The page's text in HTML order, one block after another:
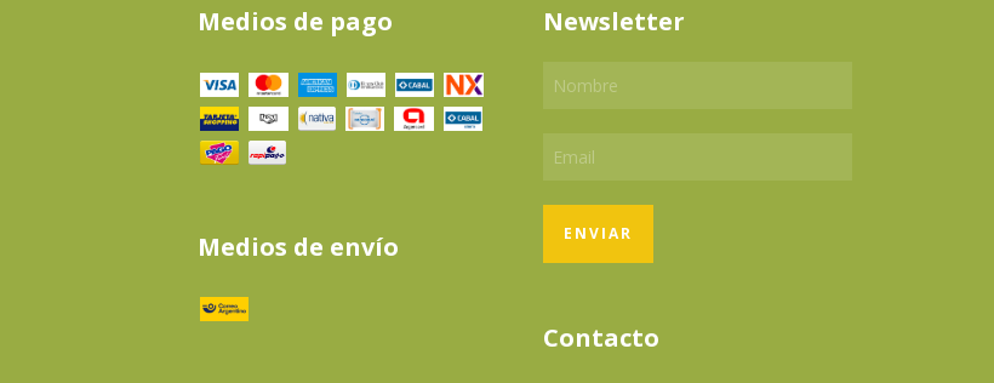
Medios de pago
Medios de envío
Newsletter
Contacto